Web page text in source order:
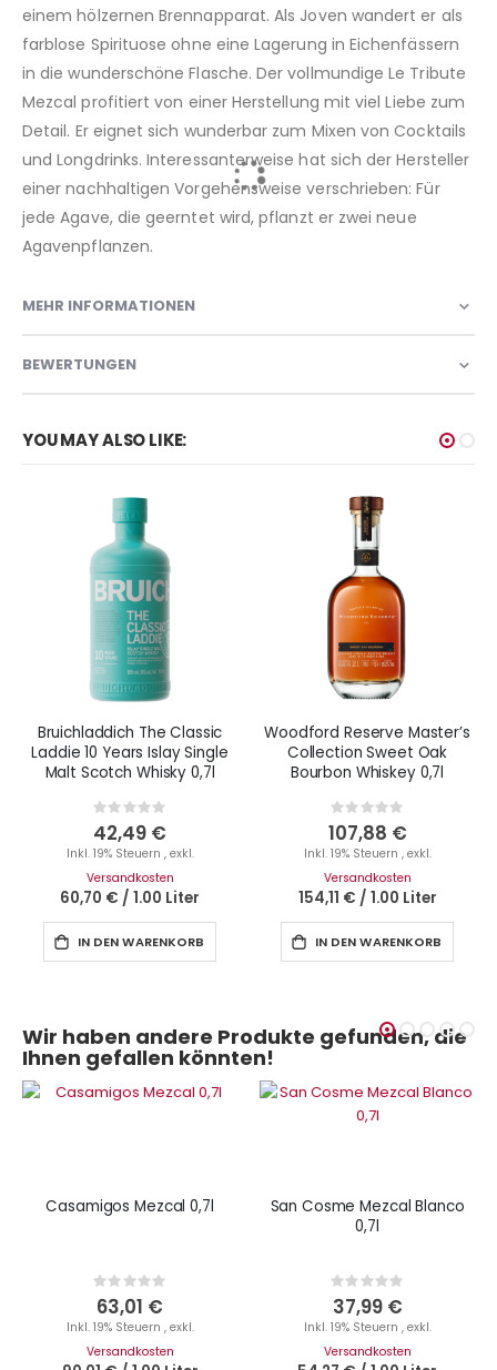
einem hölzernen Brennapparat. Als Joven wandert er als
farblose Spirituose ohne eine Lagerung in Eichenfässern
in die wunderschöne Flasche. Der vollmundige Le Tribute
Mezcal profitiert von einer Herstellung mit viel Liebe zum
Detail. Er eignet sich wunderbar zum Mixen von Cocktails
und Longdrinks. Interessanterweise hat sich der Hersteller
einer nachhaltigen Vorgehensweise verschrieben: Für
jede Agave, die geerntet wird, pflanzt er zwei neue
Agavenpflanzen.
MEHR INFORMATIONEN
BEWERTUNGEN
YOU MAY ALSO LIKE:
Bruichladdich The Classic
Laddie 10 Years Islay Single
Malt Scotch Whisky 0,7l
Rating:
0%
42,49 €
Inkl. 19% Steuern , exkl.
Versandkosten
60,70 € / 1.00 Liter
IN DEN WARENKORB
Woodford Reserve Master’s
Collection Sweet Oak
Bourbon Whiskey 0,7l
Rating:
0%
107,88 €
Inkl. 19% Steuern , exkl.
Versandkosten
154,11 € / 1.00 Liter
IN DEN WARENKORB
Wir haben andere Produkte gefunden, die
Ihnen gefallen könnten!
Casamigos Mezcal 0,7l
Rating:
0%
63,01 €
Inkl. 19% Steuern , exkl.
Versandkosten
San Cosme Mezcal Blanco
0,7l
Rating:
0%
37,99 €
Inkl. 19% Steuern , exkl.
Versandkosten